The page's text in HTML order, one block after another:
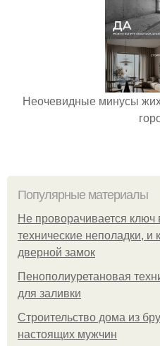
Неочевидные минусы
Популярные материалы
Не проворачивается
технические неполадки, и
дверной замок
Пенополиуретановая
для заливки
Строительство дома из
настоящих мужчин